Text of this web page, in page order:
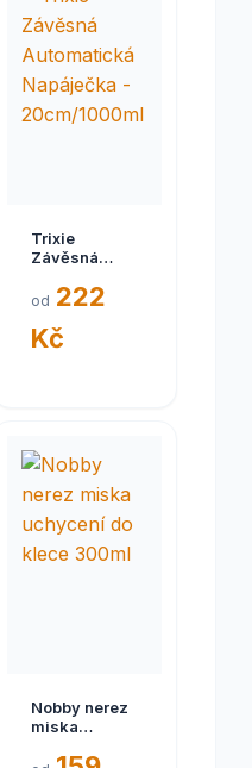
Trixie
Závěsná
Napáječka -
od 222
Kč
Nobby nerez
miska